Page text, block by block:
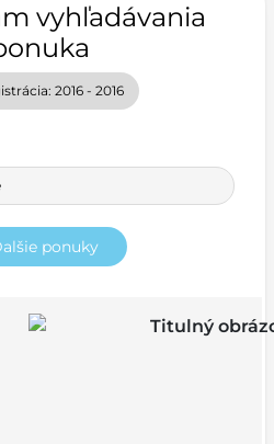
vyhľadávania
2016 - 2016
ponuky